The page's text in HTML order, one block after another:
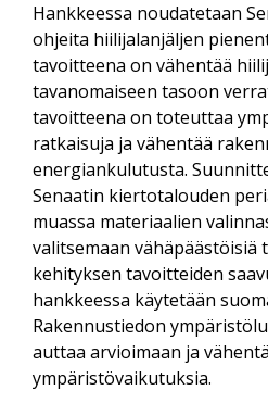
Hankkeessa noudatetaan
ohjeita hiilijalanjäljen
tavoitteena on vähentää
tavanomaiseen tasoon
tavoitteena on toteuttaa
ratkaisuja ja vähentää
energiankulutusta.
Senaatin kiertotalouden
muassa materiaalien
valitsemaan vähäpäästöisiä
kehityksen tavoitteiden
hankkeessa käytetään
Rakennustiedon
auttaa arvioimaan ja
ympäristövaikutuksia.